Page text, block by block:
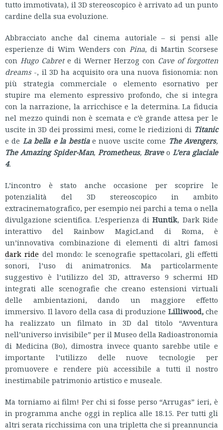
tutto immotivata), il 3D stereoscopico è arrivato ad un punto
cardine della sua evoluzione.
Abbracciato anche dal cinema autoriale – si pensi alle
esperienze di Wim Wenders con Pina, di Martin Scorsese
con Hugo Cabrete di Werner Herzog con Cave of forgotten
dreams-, il 3D ha acquisito ora una nuova fisionomia: non
più strategia commerciale o elemento esornativo per
stupire ma elemento espressivo profondo, che si integra
con la narrazione, la arricchisce e la determina. La fiducia
nel mezzo quindi non è scemata e c’è grande attesa per le
uscite in 3D dei prossimi mesi, come le riedizioni di Titanic
e de La bella e la bestia e nuove uscite come The Avengers,
The Amazing Spider-Man, Prometheus, Brave o L’era glaciale
4.
L’incontro è stato anche occasione per scoprire le
potenzialità del 3D stereoscopico in ambito
extracinematografico, per esempio nei parchi a tema o nella
divulgazione scientifica. L’esperienza diHuntik, Dark Ride
interattivo del Rainbow MagicLand di Roma, è
un’innovativa combinazione di elementi di altri famosi
dark ride del mondo: le scenografie spettacolari, gli effetti
sonori, l’uso di animatronics. Ma particolarmente
suggestivo è l’utilizzo del 3D, attraverso 9 schermi HD
integrati alle scenografie che creano estensioni virtuali
delle ambientazioni, dando un maggiore effetto
immersivo. Il lavoro della casa di produzione Lilliwood, che
ha realizzato un filmato in 3D dal titolo “Avventura
nell’universo invisibile” per il Museo della Radioastronomia
di Medicina (Bo), dimostra invece quanto sarebbe utile e
importante l’utilizzo delle nuove tecnologie per
promuovere e rendere più accessibile a tutti il nostro
inestimabile patrimonio artistico e museale.
Ma torniamo ai film! Per chi si fosse perso “Arrugas” ieri, è
in programma anche oggi in replica alle 18.15. Per tutti gli
altri serata ricchissima con una tripletta che si preannuncia